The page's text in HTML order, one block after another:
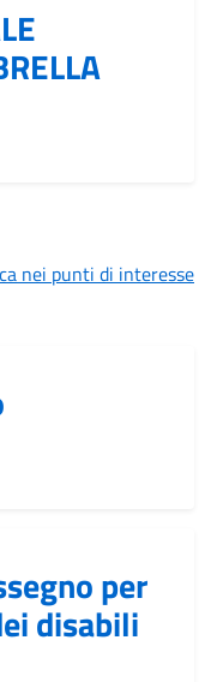
nei punti di interesse
per
disabili